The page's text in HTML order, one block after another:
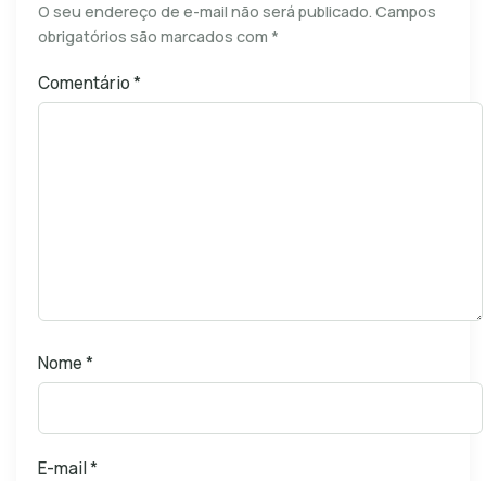
O seu endereço de e-mail não será publicado. Campos
obrigatórios são marcados com *
Comentário*
Nome*
E-mail*